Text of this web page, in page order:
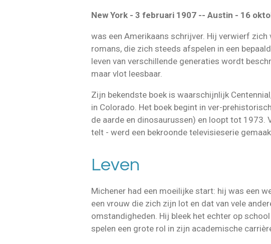
New York - 3 februari 1907 -- Austin - 16
was een Amerikaans schrijver. Hij verwierf
romans, die zich steeds afspelen in een
leven van verschillende generaties wordt
maar vlot leesbaar.
Zijn bekendste boek is waarschijnlijk
in Colorado. Het boek begint in ver-
de aarde en dinosaurussen) en loopt tot 1973.
telt - werd een bekroonde televisieserie
Leven
Michener had een moeilijke start: hij was een
een vrouw die zich zijn lot en dat van vele
omstandigheden. Hij bleek het echter op
spelen een grote rol in zijn academische